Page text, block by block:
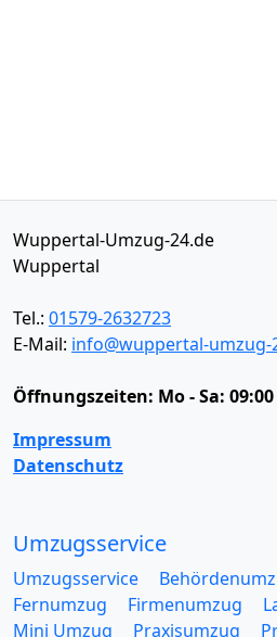
Wuppertal-Umzug-24.de
Wuppertal
Tel.: 01579-2632723
E-Mail: info@wuppertal-umzug-
Öffnungszeiten: Mo - Sa:
Impressum
Datenschutz
Umzugsservice
Umzugsservice
Fernumzug
Firmenumzug
Mini Umzug
Praxisumzug